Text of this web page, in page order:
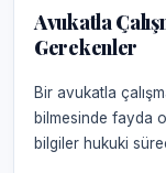
Avukatla
Gerekenler
Bir avukatla
bilmesinde fayda
bilgiler hukuki